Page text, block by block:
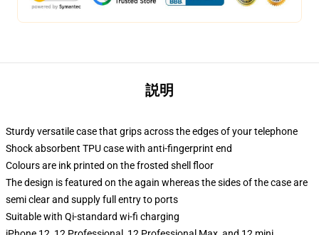
説明
Sturdy versatile case that grips across the edges of your telephone
Shock absorbent TPU case with anti-fingerprint end
Colours are ink printed on the frosted shell floor
The design is featured on the again whereas the sides of the case are
semi clear and supply full entry to ports
Suitable with Qi-standard wi-fi charging